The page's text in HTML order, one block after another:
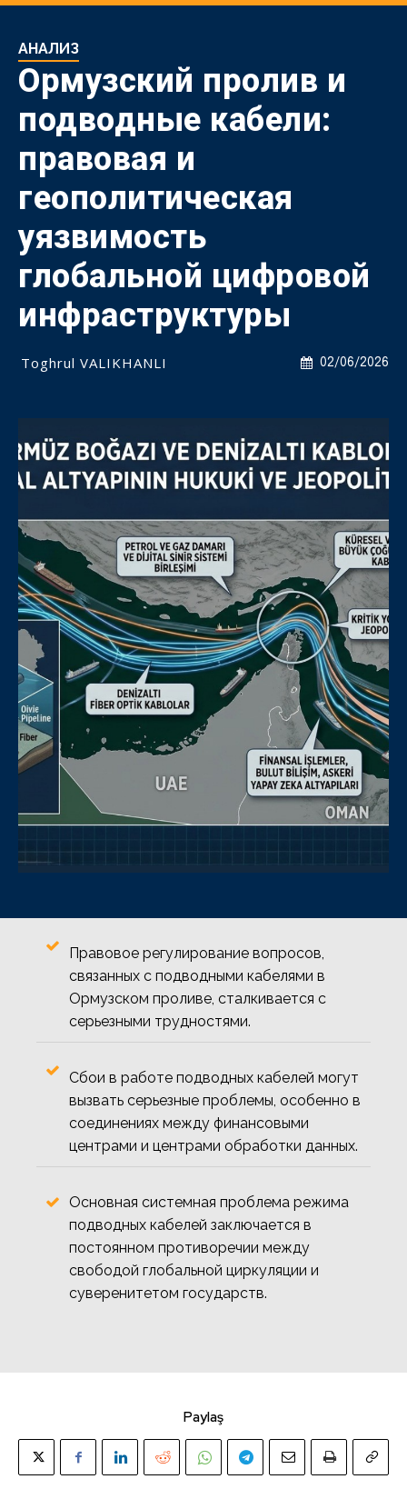
АНАЛИЗ
Ормузский пролив и
подводные кабели:
правовая и
геополитическая
уязвимость
глобальной цифровой
инфраструктуры
02/06/2026
Toghrul VALIKHANLI
Правовое регулирование вопросов,
связанных с подводными кабелями в
Ормузском проливе, сталкивается с
серьезными трудностями.
Сбои в работе подводных кабелей могут
вызвать серьезные проблемы, особенно в
соединениях между финансовыми
центрами и центрами обработки данных.
Основная системная проблема режима
подводных кабелей заключается в
постоянном противоречии между
свободой глобальной циркуляции и
суверенитетом государств.
Paylaş